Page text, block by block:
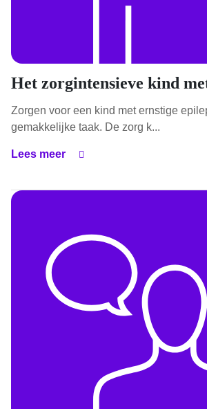
Het zorgintensieve kind
Zorgen voor een kind met ernstige
gemakkelijke taak. De zorg k...
Lees meer